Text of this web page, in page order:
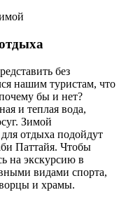
без
нашим туристам, что
бы и нет?
и теплая вода,
Зимой
отдыха подойдут
Паттайя. Чтобы
на экскурсию в
видами спорта,
и храмы.